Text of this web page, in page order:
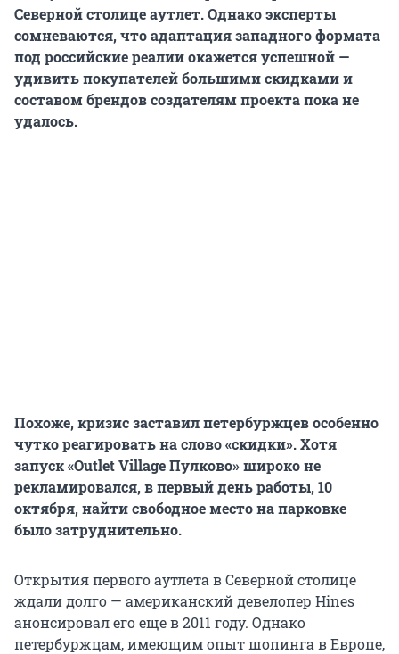
Северной столице аутлет. Однако эксперты
сомневаются, что адаптация западного формата
под российские реалии окажется успешной —
удивить покупателей большими скидками и
составом брендов создателям проекта пока не
удалось.
Похоже, кризис заставил петербуржцев особенно
чутко реагировать на слово «скидки». Хотя
запуск «Outlet Village Пулково» широко не
рекламировался, в первый день работы, 10
октября, найти свободное место на парковке
было затруднительно.
Открытия первого аутлета в Северной столице
ждали долго — американский девелопер Hines
анонсировал его еще в 2011 году. Однако
петербуржцам, имеющим опыт шопинга в Европе,